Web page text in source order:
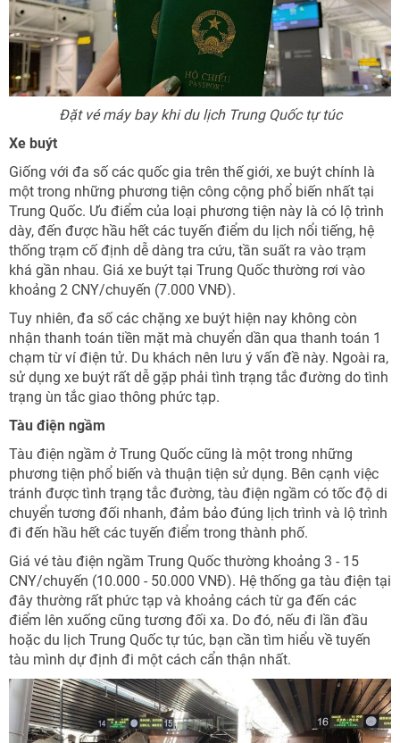
Đặt vé máy bay khi du lịch Trung Quốc tự túc
Xe buýt
Giống với đa số các quốc gia trên thế giới, xe buýt chính là
một trong những phương tiện công cộng phổ biến nhất tại
Trung Quốc. Ưu điểm của loại phương tiện này là có lộ trình
dày, đến được hầu hết các tuyến điểm du lịch nổi tiếng, hệ
thống trạm cố định dễ dàng tra cứu, tần suất ra vào trạm
khá gần nhau. Giá xe buýt tại Trung Quốc thường rơi vào
khoảng 2 CNY/chuyến (7.000 VNĐ).
Tuy nhiên, đa số các chặng xe buýt hiện nay không còn
nhận thanh toán tiền mặt mà chuyển dần qua thanh toán 1
chạm từ ví điện tử. Du khách nên lưu ý vấn đề này. Ngoài ra,
sử dụng xe buýt rất dễ gặp phải tình trạng tắc đường do tình
trạng ùn tắc giao thông phức tạp.
Tàu điện ngầm
Tàu điện ngầm ở Trung Quốc cũng là một trong những
phương tiện phổ biến và thuận tiện sử dụng. Bên cạnh việc
tránh được tình trạng tắc đường, tàu điện ngầm có tốc độ di
chuyển tương đối nhanh, đảm bảo đúng lịch trình và lộ trình
đi đến hầu hết các tuyến điểm trong thành phố.
Giá vé tàu điện ngầm Trung Quốc thường khoảng 3 - 15
CNY/chuyến (10.000 - 50.000 VNĐ). Hệ thống ga tàu điện tại
đây thường rất phức tạp và khoảng cách từ ga đến các
điểm lên xuống cũng tương đối xa. Do đó, nếu đi lần đầu
hoặc du lịch Trung Quốc tự túc, bạn cần tìm hiểu về tuyến
tàu mình dự định đi một cách cẩn thận nhất.